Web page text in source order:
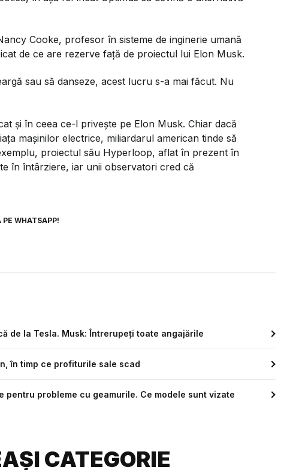
Cooke, profesor în sisteme de inginerie umană
de ce are rezerve față de proiectul lui Elon Musk.
sau să danseze, acest lucru s-a mai făcut. Nu
și în ceea ce-l privește pe Elon Musk. Chiar dacă
mașinilor electrice, miliardarul american tinde să
proiectul său Hyperloop, aflat în prezent în
în întârziere, iar unii observatori cred că
WHATSAPP!
de la Tesla. Musk: Întrerupeți toate angajările
în timp ce profiturile sale scad
probleme cu geamurile. Ce modele sunt vizate
CATEGORIE